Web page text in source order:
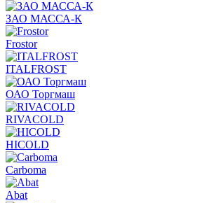
ЗАО МАССА-К
Frostor
ITALFROST
ОАО Торгмаш
RIVACOLD
HICOLD
Carboma
Abat